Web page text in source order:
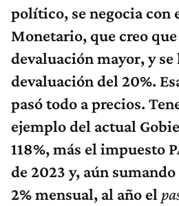
político, se negocia con
Monetario, que creo
devaluación mayor, y se
devaluación del 20%.
pasó todo a precios.
ejemplo del actual
118%, más el impuesto
de 2023 y, aún sumando
2% mensual, al año el